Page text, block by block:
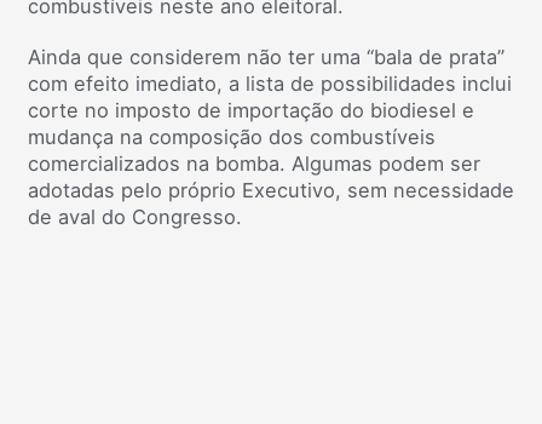
combustíveis neste ano eleitoral.
Ainda que considerem não ter uma “bala de prata”
com efeito imediato, a lista de possibilidades inclui
corte no imposto de importação do biodiesel e
mudança na composição dos combustíveis
comercializados na bomba. Algumas podem ser
adotadas pelo próprio Executivo, sem necessidade
de aval do Congresso.